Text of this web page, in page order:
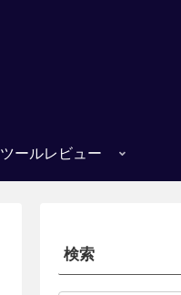
ツールレビュー
検索